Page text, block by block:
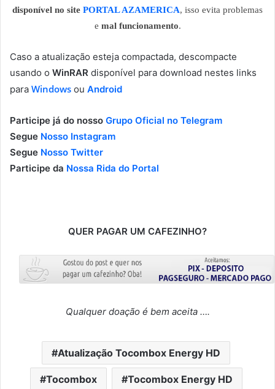
disponível no site PORTAL AZAMERICA, isso evita problemas
e mal funcionamento.
Caso a atualização esteja compactada, descompacte
usando o WinRAR disponível para download nestes links
para Windows ou Android
Participe já do nosso Grupo Oficial no Telegram
Segue Nosso Instagram
Segue Nosso Twitter
Participe da Nossa Rida do Portal
QUER PAGAR UM CAFEZINHO?
Qualquer doação é bem aceita ….
Atualização Tocombox Energy HD
Tocombox Tocombox Energy HD